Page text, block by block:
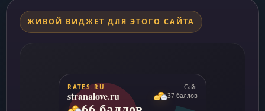
ЖИВОЙ ВИДЖЕТ ДЛЯ ЭТОГО САЙТА